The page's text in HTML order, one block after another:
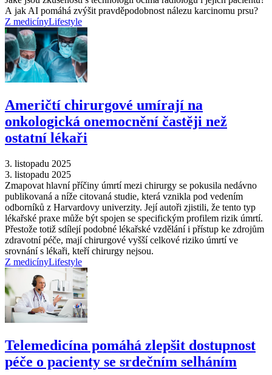
A jak AI pomáhá zvýšit pravděpodobnost nálezu karcinomu prsu?
Z medicínyLifestyle
Američtí chirurgové umírají na
onkologická onemocnění častěji než
ostatní lékaři
3. listopadu 2025
3. listopadu 2025
Zmapovat hlavní příčiny úmrtí mezi chirurgy se pokusila nedávno
publikovaná a níže citovaná studie, která vznikla pod vedením
odborníků z Harvardovy univerzity. Její autoři zjistili, že tento typ
lékařské praxe může být spojen se specifickým profilem rizik úmrtí.
Přestože totiž sdílejí podobné lékařské vzdělání i přístup ke zdrojům
zdravotní péče, mají chirurgové vyšší celkové riziko úmrtí ve
srovnání s lékaři, kteří chirurgy nejsou.
Z medicínyLifestyle
Telemedicína pomáhá zlepšit dostupnost
péče o pacienty se srdečním selháním